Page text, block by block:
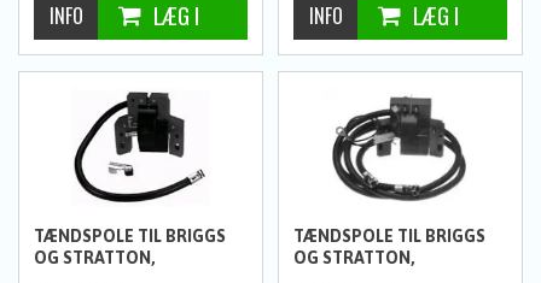
TÆNDSPOLE TIL BRIGGS
OG STRATTON,
TÆNDSPOLE TIL BRIGGS
OG STRATTON,